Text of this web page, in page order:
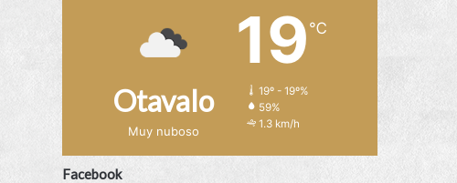
Otavalo
Muy nuboso
19 ℃
19º - 19º%
59%
1.3 km/h
Facebook